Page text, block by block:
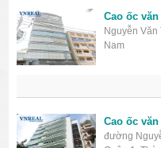
Cao ốc
Nguyễn
Nam
Cao ốc
đường